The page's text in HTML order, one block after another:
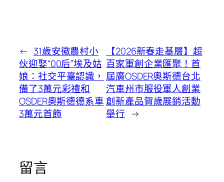
← 31歲安徽農村小
伙迎娶“00后”埃及姑
娘：社交平臺認識，
備了3萬元彩禮和
OSDER奧斯德德系車
3萬元首飾
【2026新春走基層】超
百家軍創企業匯聚！首
屆廣OSDER奧斯德台北
汽車州市服役軍人創業
創新產品賀歲展銷活動
舉行 →
留言